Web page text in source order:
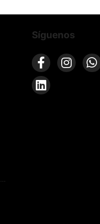
Síguenos